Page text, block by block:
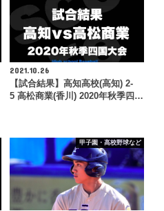
2021.10.26
【試合結果】高知高校(高知) 2-
5 高松商業(香川) 2020年秋季四…
甲子園・高校野球など